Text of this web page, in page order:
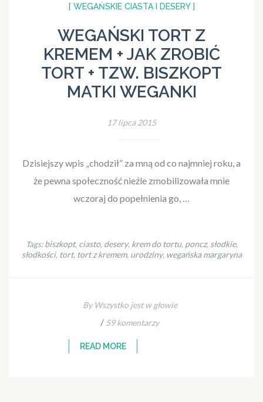
[ WEGAŃSKIE CIASTA I DESERY ]
WEGAŃSKI TORT Z
KREMEM + JAK ZROBIĆ
TORT + TZW. BISZKOPT
MATKI WEGANKI
17 lipca 2015
Dzisiejszy wpis „chodził” za mną od co najmniej roku, a
że pewna społeczność nieźle zmobilizowała mnie
wczoraj do popełnienia go, …
Tags:biszkopt, ciasto, desery, krem do tortu, poncz, słodkie,
słodkości, tort, tort z kremem, urodziny, wegańska margaryna
By Wszystko jest w głowie
/ 59 komentarzy
READ MORE